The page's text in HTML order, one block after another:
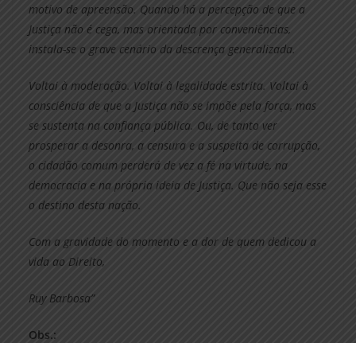
motivo de apreensão. Quando há a percepção de que a
Justiça não é cega, mas orientada por conveniências,
instala-se o grave cenário da descrença generalizada.
Voltai à moderação. Voltai à legalidade estrita. Voltai à
consciência de que a Justiça não se impõe pela força, mas
se sustenta na confiança pública. Ou, de tanto ver
prosperar a desonra, a censura e a suspeita de corrupção,
o cidadão comum perderá de vez a fé na virtude, na
democracia e na própria ideia de Justiça. Que não seja esse
o destino desta nação.
Com a gravidade do momento e a dor de quem dedicou a
vida ao Direito,
Ruy Barbosa”
Obs.: